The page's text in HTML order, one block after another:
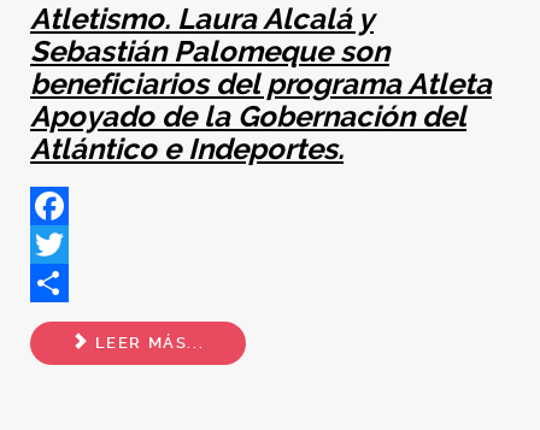
Atletismo. Laura Alcalá y
Sebastián Palomeque son
beneficiarios del programa Atleta
Apoyado de la Gobernación del
Atlántico e Indeportes.
Facebook
Twitter
Share
LEER MÁS...